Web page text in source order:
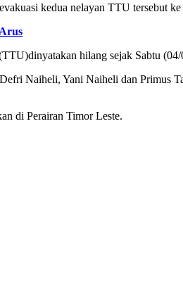
kedua nelayan TTU tersebut
hilang sejak Sabtu
Naiheli, Yani Naiheli dan
di Perairan Timor Leste.